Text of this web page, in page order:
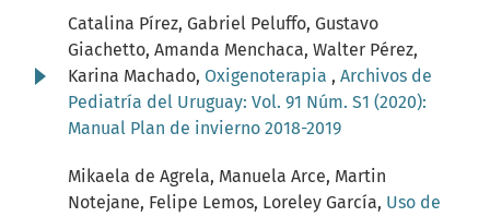
Catalina Pírez, Gabriel Peluffo, Gustavo
Giachetto, Amanda Menchaca, Walter Pérez,
Karina Machado, Oxigenoterapia , Archivos de
Pediatría del Uruguay: Vol. 91 Núm. S1 (2020):
Manual Plan de invierno 2018-2019
Mikaela de Agrela, Manuela Arce, Martin
Notejane, Felipe Lemos, Loreley García, Uso de